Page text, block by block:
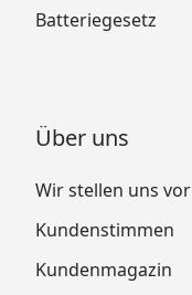
Batteriegesetz
Über uns
Wir stellen uns vor
Kundenstimmen
Kundenmagazin